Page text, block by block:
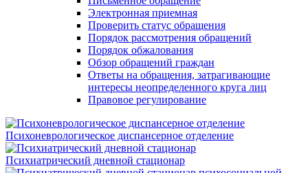
Электронная приемная
Проверить статус обращения
Порядок рассмотрения обращений
Порядок обжалования
Обзор обращений граждан
Ответы на обращения, затрагивающие
интересы неопределенного круга лиц
Правовое регулирование
Психоневрологическое диспансерное отделение
Психиатрический дневной стационар